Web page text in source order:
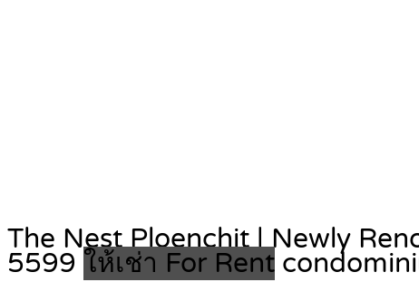
The Nest Ploenchit | Newly
5599 ให้เช่า For Rent